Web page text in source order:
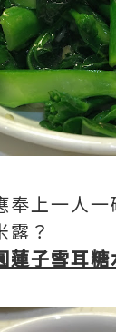
奉上一人
？
蓮子雪耳糖